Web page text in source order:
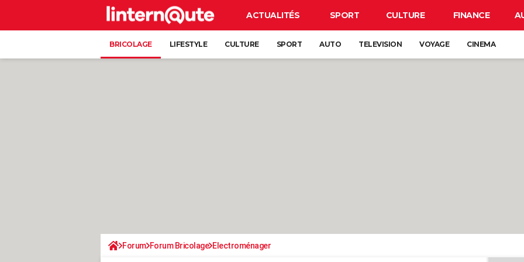
ACTUALITÉS SPORT CULTURE FINANCE
BRICOLAGE LIFESTYLE CULTURE SPORT AUTO TELEVISION VOYAGE CINEMA
Forum Forum Bricolage Electroménager